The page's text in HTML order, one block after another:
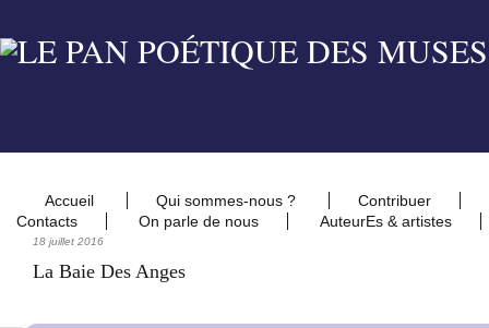
Accueil Qui sommes-nous ?
Contribuer
Contacts
On parle de nous AuteurEs & artistes
18 juillet 2016
La Baie Des Anges